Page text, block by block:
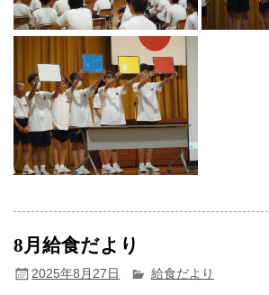
8月給食だより
2025年8月27日 給食だより